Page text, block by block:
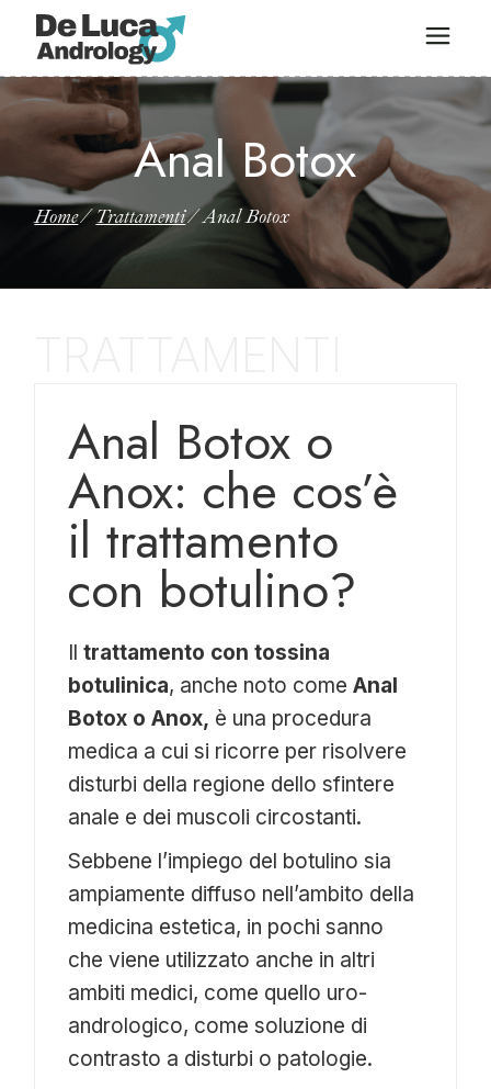
Anal Botox
Home Trattamenti Anal Botox
Anal Botox o
Anox: che cos’è
il trattamento
con botulino?
Iltrattamento con tossina
botulinica, anche noto comeAnal
Botox o Anox, è una procedura
medica a cui si ricorre per risolvere
disturbi della regione dello sfintere
anale e dei muscoli circostanti.
Sebbene l’impiego del botulino sia
ampiamente diffuso nell’ambito della
medicina estetica, in pochi sanno
che viene utilizzato anche in altri
ambiti medici, come quello uro-
andrologico, come soluzione di
contrasto a disturbi o patologie.